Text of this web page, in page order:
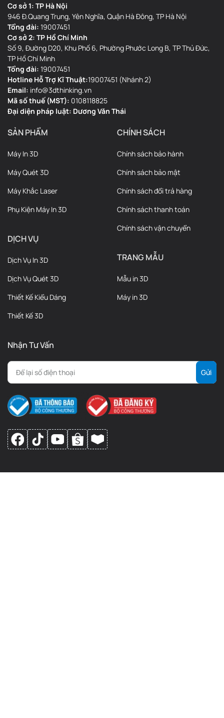
Cơ sở 1: TP Hà Nội
946 Đ.Quang Trung, Yên Nghĩa, Quận Hà Đông, TP Hà Nội
Tổng đài: 19007451
Cơ sở 2: TP Hồ Chí Minh
Số 9, Đường D20, Khu Phố 6, Phường Phước Long B, TP Thủ Đức,
TP Hồ Chí Minh
Tổng đài: 19007451
Hotline Hỗ Trợ Kĩ Thuật:19007451 (Nhánh 2)
Email: info@3dthinking.vn
Mã số thuế (MST): 0108118825
Đại diện pháp luật: Dương Văn Thái
SẢN PHẨM
Máy In 3D
Máy Quét 3D
Máy Khắc Laser
Phụ Kiện Máy In 3D
DỊCH VỤ
Dịch Vụ In 3D
Dịch Vụ Quét 3D
Thiết Kế Kiểu Dáng
Thiết Kế 3D
CHÍNH SÁCH
Chính sách bảo hành
Chính sách bảo mật
Chính sách đổi trả hàng
Chính sách thanh toán
Chính sách vận chuyển
TRANG MẪU
Mẫu in 3D
Máy in 3D
Nhận Tư Vấn